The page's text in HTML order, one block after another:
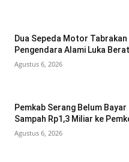
Dua Sepeda Motor Tabrakan
Pengendara Alami Luka Berat
Agustus 6, 2026
Pemkab Serang Belum Bayar
Sampah Rp1,3 Miliar ke
Agustus 6, 2026